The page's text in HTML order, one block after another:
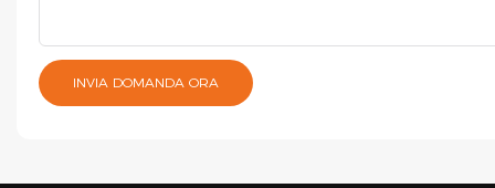
INVIA DOMANDA ORA